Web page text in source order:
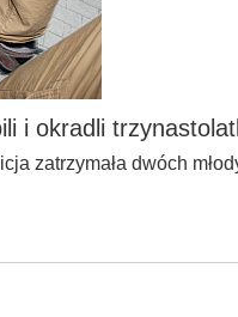
i okradli
zatrzymała dwóch